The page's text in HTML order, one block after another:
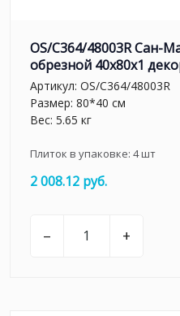
OS/C364/48003R Сан-
обрезной 40x80x1
Артикул: OS/C364/48003R
Размер: 80*40 см
Вес: 5.65 кг
Плиток в упаковке: 4шт
2 008.12 руб.
– +